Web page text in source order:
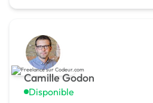
Camille Godon
Disponible